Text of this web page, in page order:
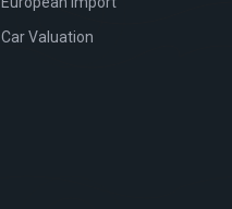
Car Valuation